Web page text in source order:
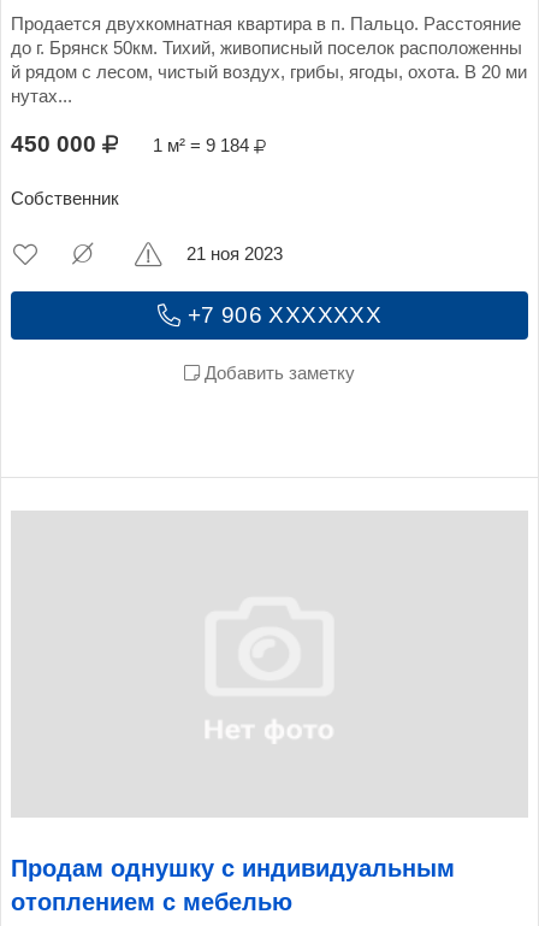
Продается двухкомнатная квартира в п. Пальцо. Расстояние
до г. Брянск 50км. Тихий, живописный поселок расположенны
й рядом с лесом, чистый воздух, грибы, ягоды, охота. В 20 ми
нутах...
450 000 1 м² = 9 184
Собственник
+7 906 XXXXXXX
Добавить заметку
21 ноя 2023
Продам однушку с индивидуальным
отоплением с мебелью